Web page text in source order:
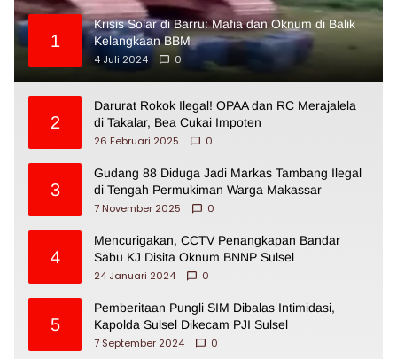
1
Krisis Solar di Barru: Mafia dan Oknum di Balik
Kelangkaan BBM
4 Juli 2024
0
2
Darurat Rokok Ilegal! OPAA dan RC Merajalela
di Takalar, Bea Cukai Impoten
26 Februari 2025
0
3
Gudang 88 Diduga Jadi Markas Tambang Ilegal
di Tengah Permukiman Warga Makassar
7 November 2025
0
4
Mencurigakan, CCTV Penangkapan Bandar
Sabu KJ Disita Oknum BNNP Sulsel
24 Januari 2024
0
5
Pemberitaan Pungli SIM Dibalas Intimidasi,
Kapolda Sulsel Dikecam PJI Sulsel
7 September 2024
0